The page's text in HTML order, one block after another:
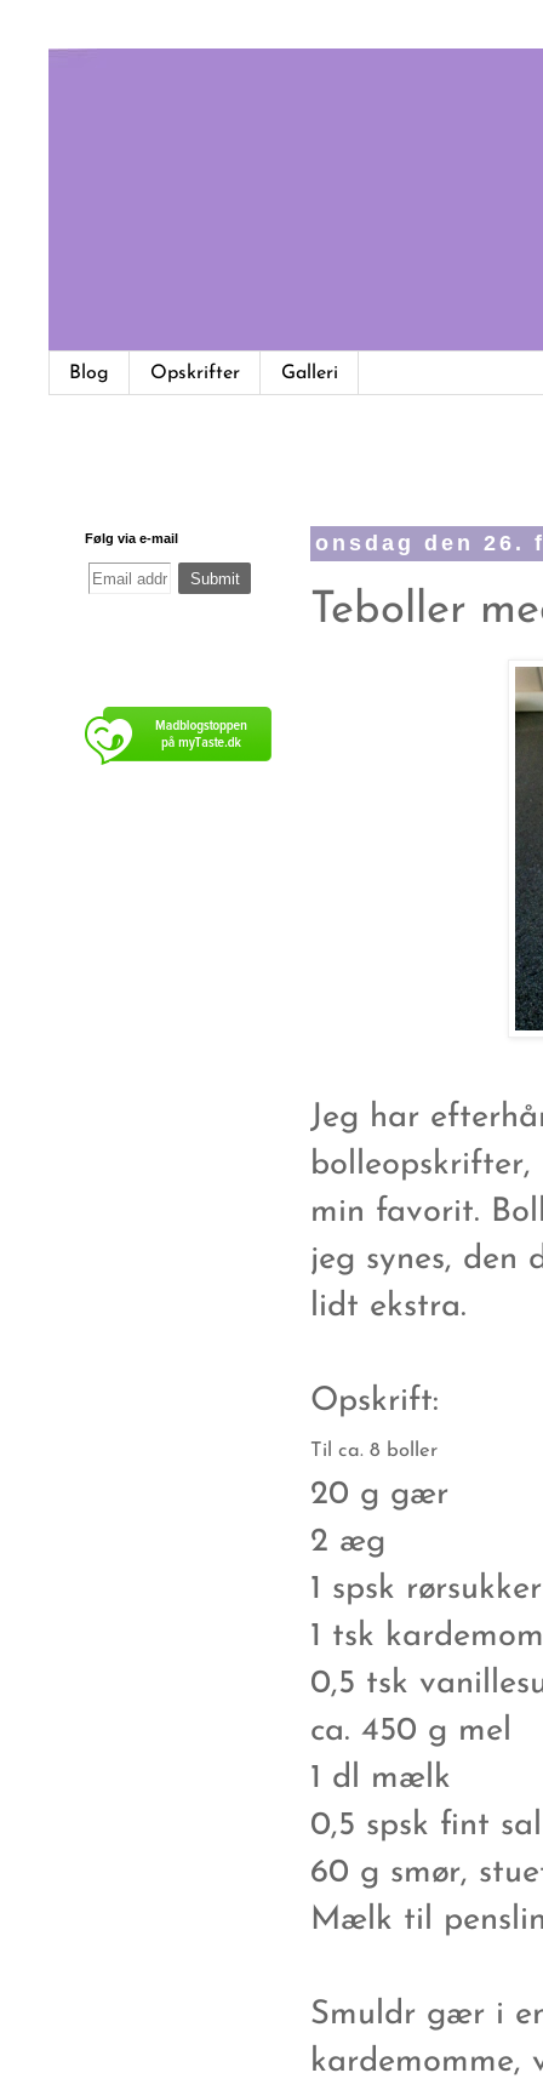
Blog Opskrifter Galleri
onsdag den 26.
Teboller
Jeg har
min favorit.
jeg synes, den
lidt ekstra.
Opskrift:
Til ca. 8 boller
20 g gær
2 æg
1 spsk rørsukker
1 tsk
0,5 tsk
ca. 450 g mel
1 dl mælk
0,5 spsk fint
60 g smør,
Mælk til
Smuldr gær i
kardemomme,
Følg via e-mail